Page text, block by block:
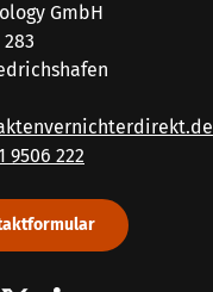
GmbH
9506 222